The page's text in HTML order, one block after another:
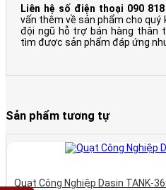
Liên hệ số điện thoại 090 818
vấn thêm về sản phẩm cho quý
đội ngũ hỗ trợ bán hàng thân
tìm được sản phẩm đáp ứng
Sản phẩm tương tự
Quạt Công Nghiệp Dasin TANK-